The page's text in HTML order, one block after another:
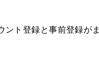
ント登録と事前登録がま